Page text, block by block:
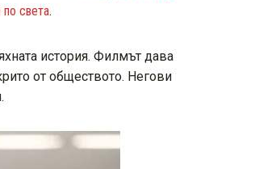
света.
история. Филмът дава
от обществото. Негови